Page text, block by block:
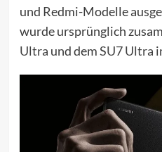
und Redmi-Modelle
wurde ursprünglich
Ultra und demSU7 Ultra